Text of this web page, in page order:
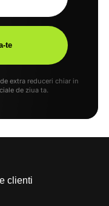
extra reduceri chiar in
de ziua ta.
clienti